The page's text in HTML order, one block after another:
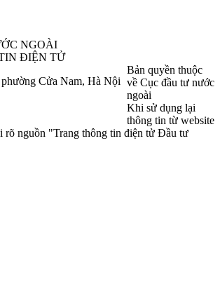
NGOÀI
ĐIỆN TỬ
Cửa Nam, Hà Nội
Bản quyền thuộc
về Cục đầu tư nước
ngoài
Khi sử dụng lại
thông tin từ website
rõ nguồn "Trang thông tin điện tử Đầu tư